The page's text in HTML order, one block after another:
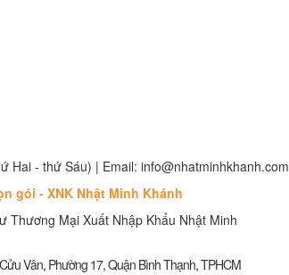
Hai - thứ Sáu) | Email: info@nhatminhkhanh.com
gói - XNK Nhật Minh Khánh
Thương Mại Xuất Nhập Khẩu Nhật Minh
Vân, Phường 17, Quận Bình Thạnh, TPHCM